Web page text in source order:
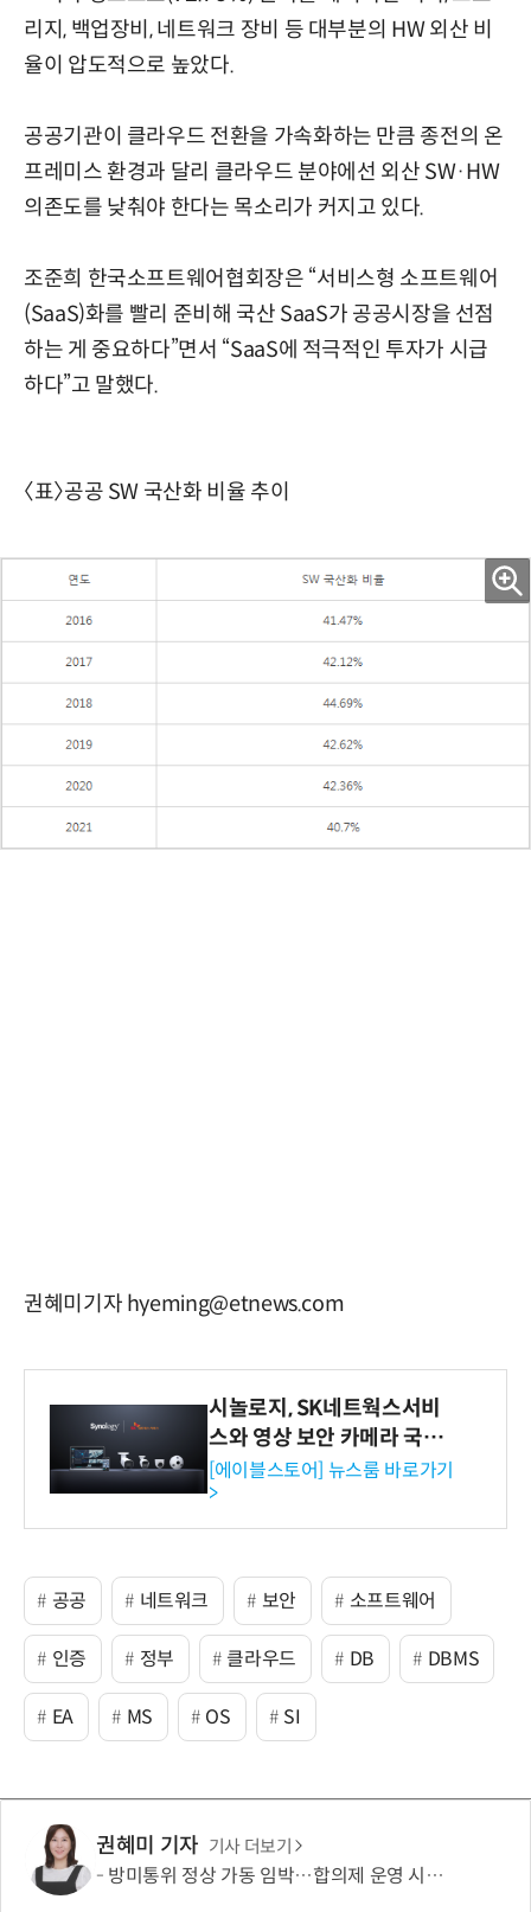
리지, 백업장비, 네트워크 장비 등 대부분의 HW 외산 비
율이 압도적으로 높았다.
공공기관이 클라우드 전환을 가속화하는 만큼 종전의 온
프레미스 환경과 달리 클라우드 분야에선 외산 SW·HW
의존도를 낮춰야 한다는 목소리가 커지고 있다.
조준희 한국소프트웨어협회장은 “서비스형 소프트웨어
(SaaS)화를 빨리 준비해 국산 SaaS가 공공시장을 선점
하는 게 중요하다”면서 “SaaS에 적극적인 투자가 시급
하다”고 말했다.
〈표〉공공 SW 국산화 비율 추이
권혜미기자 hyeming@etnews.com
시놀로지, SK네트웍스서비
스와 영상 보안 카메라 국내
독점 판매 파트너십 체결
[에이블스토어] 뉴스룸 바로가기
>
공공 네트워크 보안 소프트웨어
인증 정부 클라우드 DB DBMS
EA MS OS SI
권혜미 기자 기사 더보기
방미통위 정상 가동 임박…합의제 운영 시험대